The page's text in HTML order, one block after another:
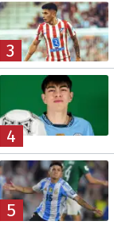
3
4
5